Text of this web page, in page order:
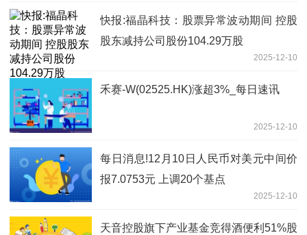
快报:福晶科技：股票异常波动期间 控股
股东减持公司股份104.29万股
2025-12-10
禾赛-W(02525.HK)涨超3%_每日速讯
2025-12-10
每日消息!12月10日人民币对美元中间价
报7.0753元 上调20个基点
2025-12-10
天音控股旗下产业基金竞得酒便利51%股